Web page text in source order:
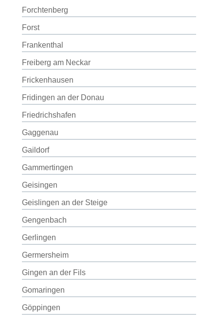
Forchtenberg
Forst
Frankenthal
Freiberg am Neckar
Frickenhausen
Fridingen an der Donau
Friedrichshafen
Gaggenau
Gaildorf
Gammertingen
Geisingen
Geislingen an der Steige
Gengenbach
Gerlingen
Germersheim
Gingen an der Fils
Gomaringen
Göppingen